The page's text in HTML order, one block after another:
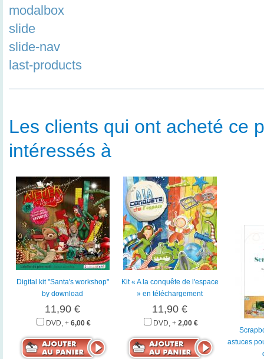
modalbox
slide
slide-nav
last-products
Les clients qui ont acheté ce
intéressés à
Digital kit "Santa's workshop"
by download
11,90 €
DVD, + 6,00 €
Kit « A la conquête de l'espace
» en téléchargement
11,90 €
DVD, + 2,00 €
astuces